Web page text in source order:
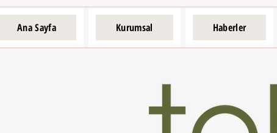
Ana Sayfa Kurumsal Haberler